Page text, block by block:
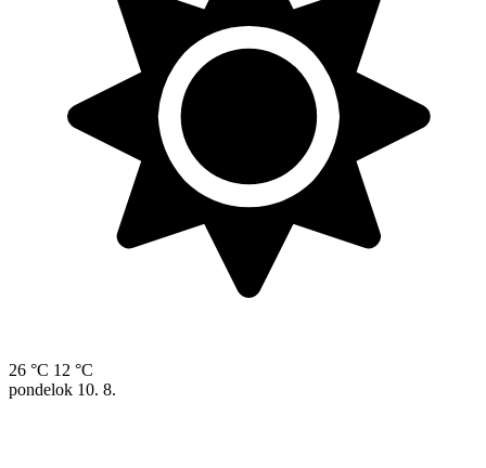
26 °C 12 °C
pondelok 10. 8.